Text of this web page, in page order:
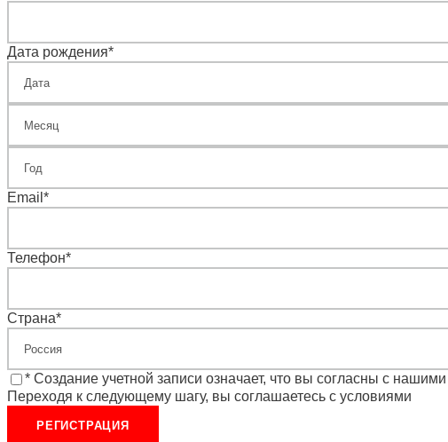
Дата рождения*
Email *
Телефон*
Страна*
* Создание учетной записи означает, что вы согласны с нашими
Переходя к следующему шагу, вы соглашаетесь с условиями